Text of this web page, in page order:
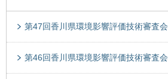
第47回香川県環境影響評価技術審査会
第46回香川県環境影響評価技術審査会